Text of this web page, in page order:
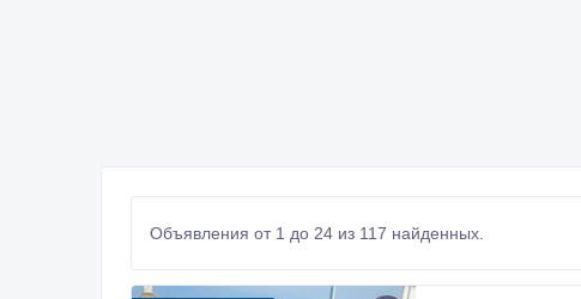
Объявления от 1 до 24 из 117 найденных.